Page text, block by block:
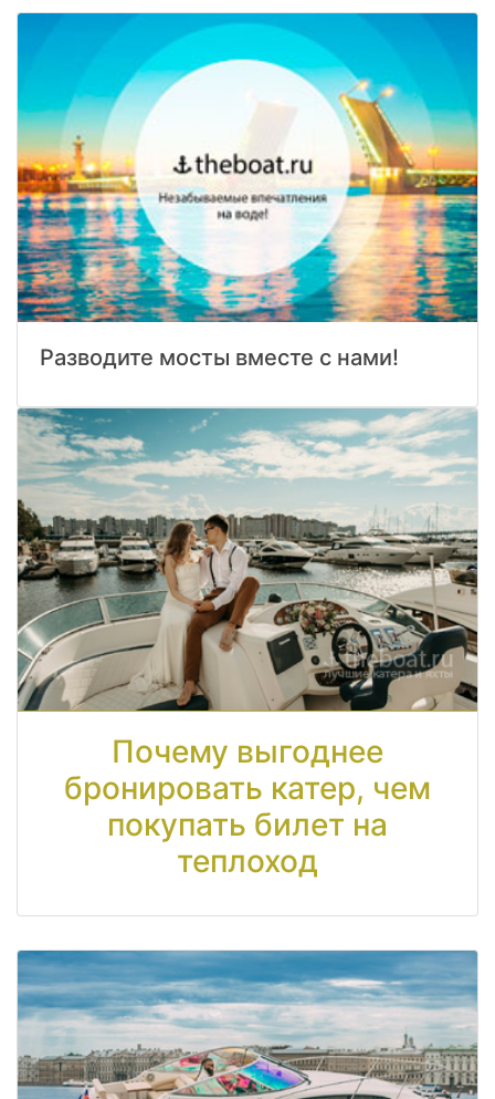
Разводите мосты вместе с нами!
Почему выгоднее
бронировать катер, чем
покупать билет на
теплоход